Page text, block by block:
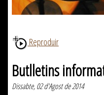
Reproduir
Butlletins
Dissabte, 02 d'Agost de 2014